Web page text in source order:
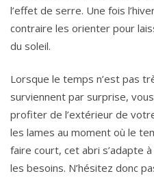
l’effet de serre. Une fois
contraire les orienter pour
du soleil.
Lorsque le temps n’est pas
surviennent par surprise,
profiter de l’extérieur de
les lames au moment où le
faire court, cet abri s’adapte
les besoins. N’hésitez donc